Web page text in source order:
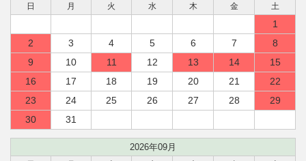
日 月 火 水 木 金 土
1
2
3 4 5 6 7
8
9
10 11 12 13 14
15
16
17 18 19 20 21
22
23
24 25 26 27 28
29
30
31
2026年09月